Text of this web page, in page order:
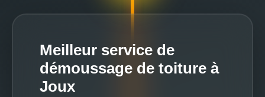
Meilleur service de
démoussage de toiture à
Joux